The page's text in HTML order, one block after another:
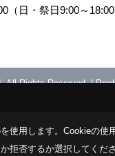
（日・祭日9:00～
All Rights Reserved.|
使用します。 Cookieの使
拒否するか選択してくださ